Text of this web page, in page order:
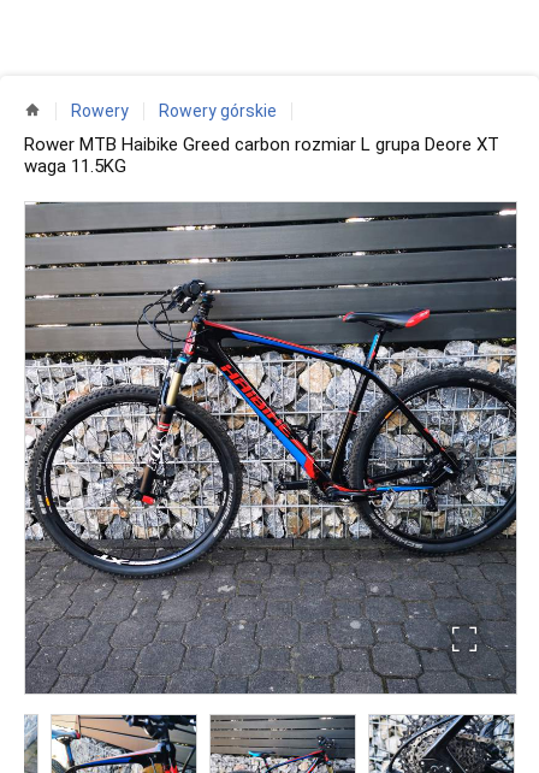
Rowery Rowery górskie
Rower MTB Haibike Greed carbon rozmiar L grupa Deore XT
waga 11.5KG